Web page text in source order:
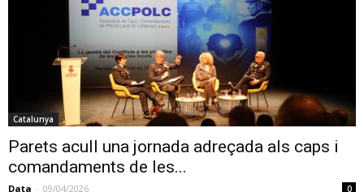
Catalunya
Parets acull una jornada adreçada als caps i
comandaments de les...
Data - 09/04/2026 0